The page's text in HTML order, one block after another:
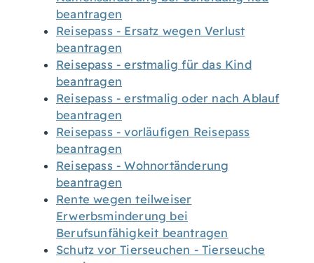
beantragen
Reisepass - Ersatz wegen Verlust
beantragen
Reisepass - erstmalig für das Kind
beantragen
Reisepass - erstmalig oder nach Ablauf
beantragen
Reisepass - vorläufigen Reisepass
beantragen
Reisepass - Wohnortänderung
beantragen
Rente wegen teilweiser
Erwerbsminderung bei
Berufsunfähigkeit beantragen
Schutz vor Tierseuchen - Tierseuche